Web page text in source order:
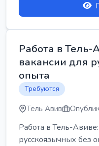
Работа в Тель-
вакансии для
опыта
Требуются
Тель Авив
Работа в Тель-
русскоязычных без